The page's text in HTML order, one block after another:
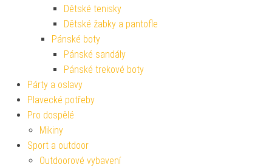
Dětské tenisky
Dětské žabky a pantofle
Pánské boty
Pánské sandály
Pánské trekové boty
Párty a oslavy
Plavecké potřeby
Pro dospělé
Mikiny
Sport a outdoor
Outdoorové vybavení